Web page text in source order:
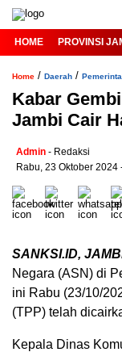
HOME PROVINSI
Home / Daerah /
Kabar
Jambi Cair
Admin - Redaksi
Rabu, 23 Oktober 2024
SANKSI.ID,
Negara (ASN) di
ini Rabu (23/10/
(TPP) telah
Kepala Dinas